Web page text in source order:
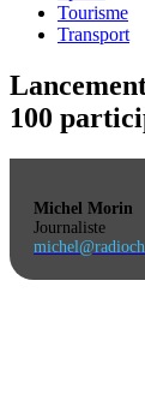
Tourisme
Transport
100
Michel Morin
Journaliste